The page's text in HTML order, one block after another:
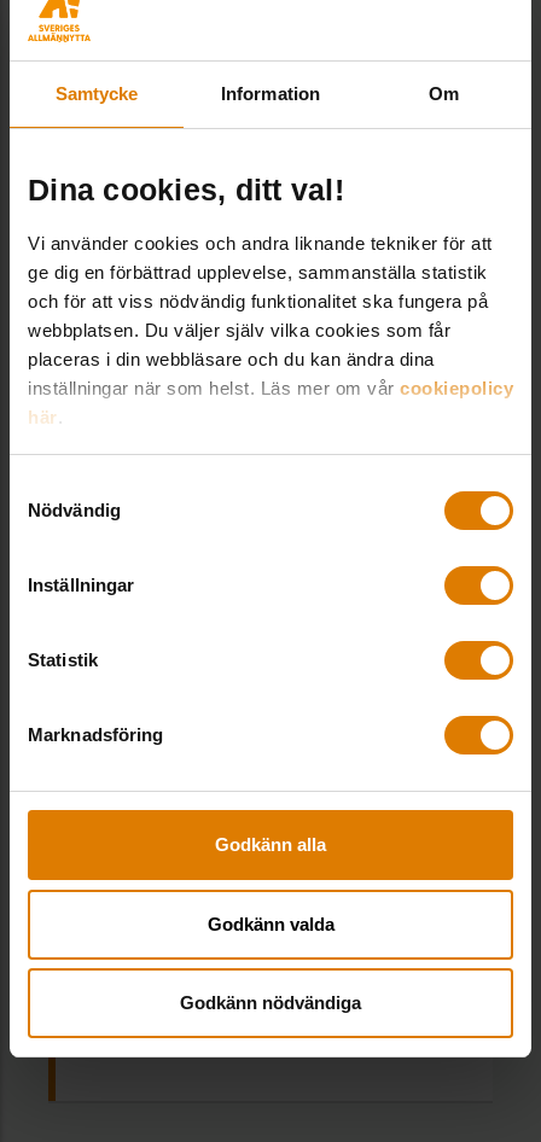
Samtycke Information Om
Dina cookies, ditt val!
Vi använder cookies och andra liknande tekniker för att
ge dig en förbättrad upplevelse, sammanställa statistik
och för att viss nödvändig funktionalitet ska fungera på
webbplatsen. Du väljer själv vilka cookies som får
placeras i din webbläsare och du kan ändra dina
inställningar när som helst. Läs mer om vår cookiepolicy
här.
Nödvändig
Inställningar
Statistik
Marknadsföring
Godkänn alla
Godkänn valda
Godkänn nödvändiga
ÖBO – Datakvalité & master
data
förebygger fuktskador
Vätterhem Matcha kontraktet